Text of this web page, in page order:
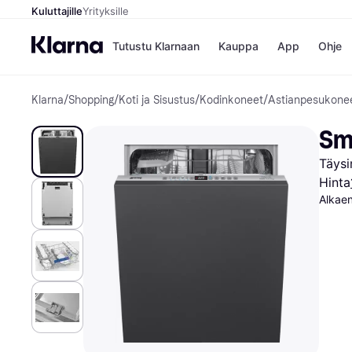
KuluttajilleYrityksille
Tutustu Klarnaan Kauppa
Kaupat
Gigantti
H&M
Peten
Wolt
App Ohje
Klarna/Shopping/Koti ja Sisustus/Kodinkoneet/
Hinta